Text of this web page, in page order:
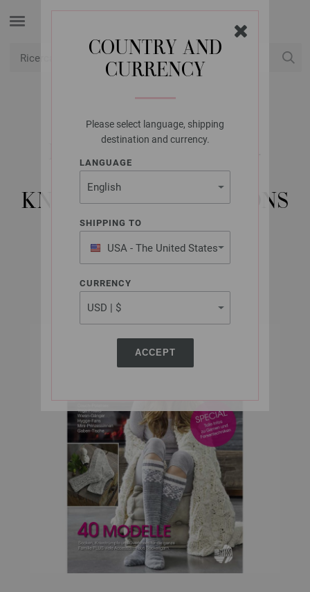
COUNTRY AND
CURRENCY
Please select language, shipping
destination and currency.
LANGUAGE
SHIPPING TO
USA - The United States
of America
CURRENCY
ACCEPT
LANA GROSSA
MEILENWEIT NO. 5 -
MAGAZINE (DE) +
KNITTING INSTRUCTIONS
(EN)
All Seasons 2019